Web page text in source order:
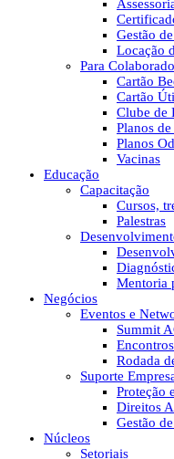
Gestão
Locação
Para
Cartão
Cartão
Clube de
Planos de
Planos
Vacinas
Educação
Capacitação
Cursos,
Palestras
Mentoria
Negócios
Eventos e
Summit
Rodada
Suporte
Proteção
Direitos
Gestão
Núcleos
Setoriais